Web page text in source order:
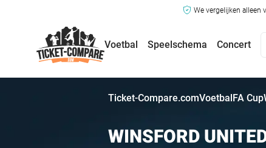
We vergelijken alleen
Voetbal Speelschema Concert
Ticket-Compare.comVoetbalFA Cup
WINSFORD